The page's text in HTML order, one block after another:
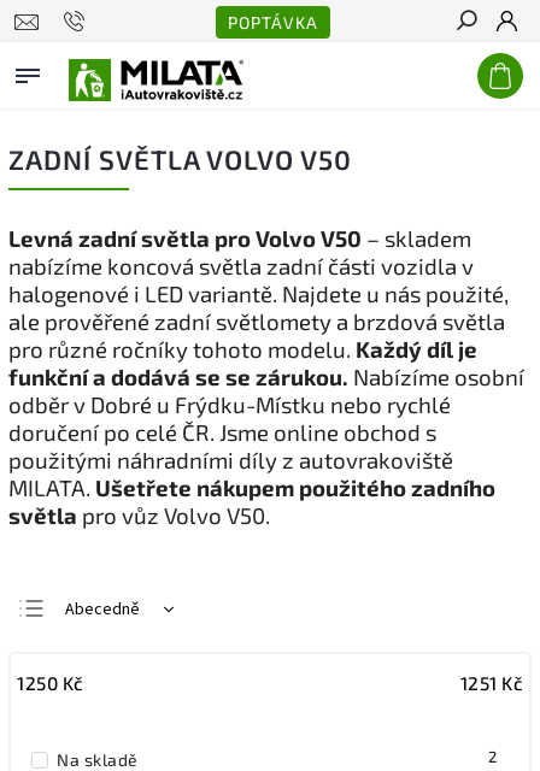
POPTÁVKA
Hledat
ZADNÍ SVĚTLA VOLVO V50
Levná zadní světla pro Volvo V50 – skladem
nabízíme koncová světla zadní části vozidla v
halogenové i LED variantě. Najdete u nás použité,
ale prověřené zadní světlomety a brzdová světla
pro různé ročníky tohoto modelu. Každý díl je
funkční a dodává se se zárukou. Nabízíme osobní
odběr v Dobré u Frýdku-Místku nebo rychlé
doručení po celé ČR. Jsme online obchod s
použitými náhradními díly z autovrakoviště
MILATA. Ušetřete nákupem použitého zadního
světla pro vůz Volvo V50.
Abecedně
Nejdražší
1250 Kč 1251 Kč
Na skladě 2